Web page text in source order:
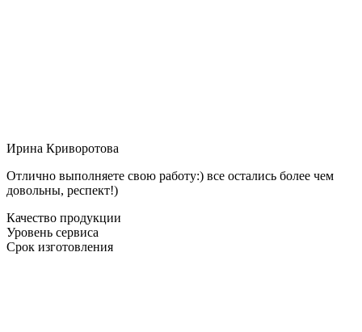
Ирина Криворотова
Отлично выполняете свою работу:) все остались более чем
довольны, респект!)
Качество продукции
Уровень сервиса
Срок изготовления